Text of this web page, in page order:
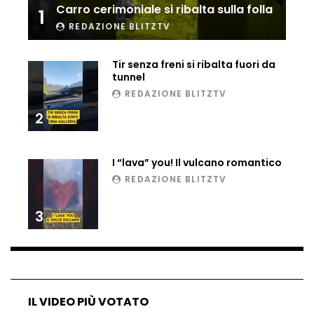
Matteo Renzi maratoneta, ad Atene
chiude in 4 ore e 10: “Up and down for
me is very difficult”
Ingresso da film a Taormina: lo sposo
plana tra le rovine greche
Incendio nel Vicentino, in fumo un
deposito di giocattoli
insulti sessisti che riceve
1 Carro cerimoniale si ribalta sulla folla
REDAZIONE BLITZTV
2
Tir senza freni si ribalta fuori da
tunnel
REDAZIONE BLITZTV
3
I “lava” you! Il vulcano romantico
REDAZIONE BLITZTV
IL VIDEO PIÙ VOTATO